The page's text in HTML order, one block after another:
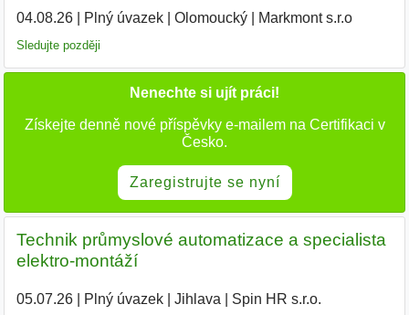
04.08.26| Plný úvazek| Olomoucký| Markmont s.r.o
Sledujte později
Nenechte si ujít práci!
Získejte denně nové příspěvky e-mailem na Certifikaci v
Česko.
Zaregistrujte se nyní
Technik průmyslové automatizace a specialista
elektro-montáží
05.07.26| Plný úvazek| Jihlava Spin HR s.r.o.